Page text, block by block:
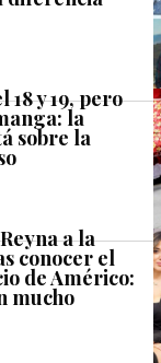
18 y 19, pero
la
sobre la
a la
conocer el
de Américo:
mucho